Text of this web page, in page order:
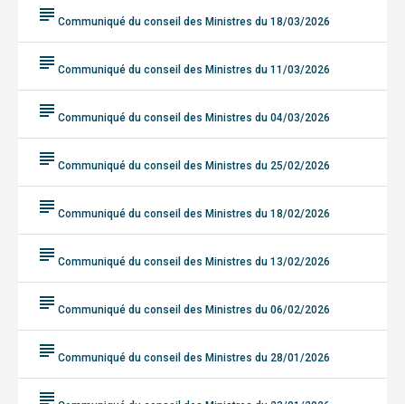
subject Communiqué du conseil des Ministres du 18/03/2026
subject Communiqué du conseil des Ministres du 11/03/2026
subject Communiqué du conseil des Ministres du 04/03/2026
subject Communiqué du conseil des Ministres du 25/02/2026
subject Communiqué du conseil des Ministres du 18/02/2026
subject Communiqué du conseil des Ministres du 13/02/2026
subject Communiqué du conseil des Ministres du 06/02/2026
subject Communiqué du conseil des Ministres du 28/01/2026
subject